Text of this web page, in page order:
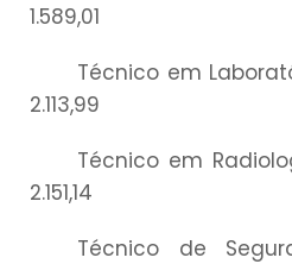
1.589,01
Técnico em
2.113,99
Técnico em
2.151,14
Técnico de